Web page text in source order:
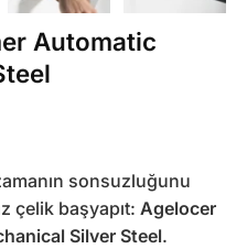
Automatic
sonsuzluğunu
çelik başyapıt: Agelocer
Silver Steel.